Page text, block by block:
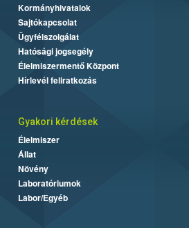
Kormányhivatalok
Sajtókapcsolat
Ügyfélszolgálat
Hatósági jogsegély
Élelmiszermentő Központ
Hírlevél feliratkozás
Gyakori kérdések
Élelmiszer
Állat
Növény
Laboratóriumok
Labor/Egyéb